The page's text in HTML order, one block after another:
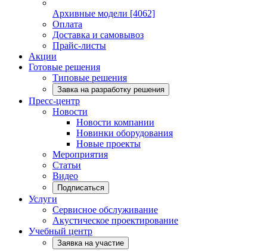
Архивные модели [4062]
Оплата
Доставка и самовывоз
Прайс-листы
Акции
Готовые решения
Типовые решения
Завка на разработку решения
Пресс-центр
Новости
Новости компании
Новинки оборудования
Новые проекты
Мероприятия
Статьи
Видео
Подписаться
Услуги
Сервисное обслуживание
Акустическое проектирование
Учебный центр
Заявка на участие